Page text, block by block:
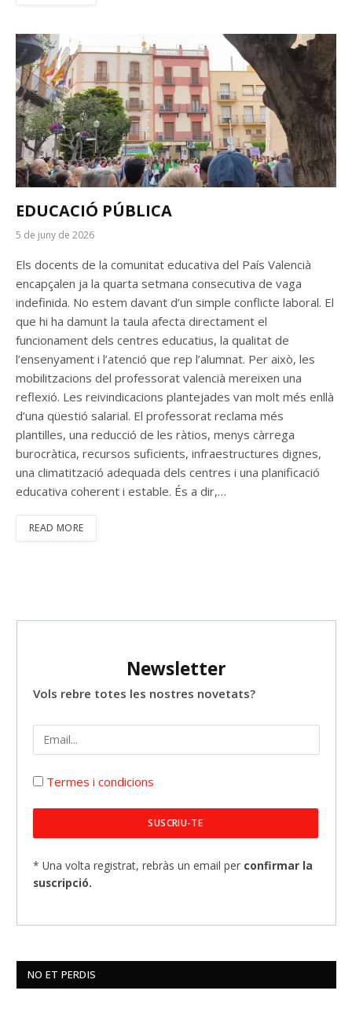
EDUCACIÓ PÚBLICA
5 de juny de 2026
Els docents de la comunitat educativa del País Valencià
encapçalen ja la quarta setmana consecutiva de vaga
indefinida. No estem davant d’un simple conflicte laboral. El
que hi ha damunt la taula afecta directament el
funcionament dels centres educatius, la qualitat de
l’ensenyament i l’atenció que rep l’alumnat. Per això, les
mobilitzacions del professorat valencià mereixen una
reflexió. Les reivindicacions plantejades van molt més enllà
d’una qüestió salarial. El professorat reclama més
plantilles, una reducció de les ràtios, menys càrrega
burocràtica, recursos suficients, infraestructures dignes,
una climatització adequada dels centres i una planificació
educativa coherent i estable. És a dir,…
READ MORE
Newsletter
Vols rebre totes les nostres novetats?
Termes i condicions
* Una volta registrat, rebràs un email per confirmar la
suscripció.
NO ET PERDIS